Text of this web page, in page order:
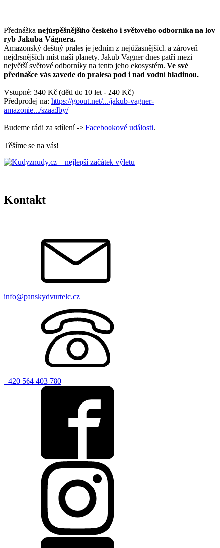
Přednáška nejúspěšnějšího českého i světového odborníka na lov
ryb Jakuba Vágnera.
Amazonský deštný prales je jedním z nejúžasnějších a zároveň
nejdrsnějších míst naší planety. Jakub Vagner dnes patří mezi
největší světové odborníky na tento jeho ekosystém. Ve své
přednášce vás zavede do pralesa pod i nad vodní hladinou.
Vstupné: 340 Kč (děti do 10 let - 240 Kč)
Předprodej na: https://goout.net/.../jakub-vagner-
amazonie.../szaadby/
Budeme rádi za sdílení -> Facebookové události.
Těšíme se na vás!
Kontakt
info@panskydvur­telc.cz
+420 564 403 780